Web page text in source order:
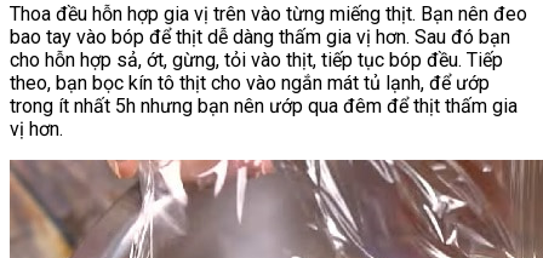
Thoa đều hỗn hợp gia vị trên vào từng miếng thịt. Bạn nên đeo
bao tay vào bóp để thịt dễ dàng thấm gia vị hơn. Sau đó bạn
cho hỗn hợp sả, ớt, gừng, tỏi vào thịt, tiếp tục bóp đều. Tiếp
theo, bạn bọc kín tô thịt cho vào ngắn mát tủ lạnh, để ướp
trong ít nhất 5h nhưng bạn nên ướp qua đêm để thịt thấm gia
vị hơn.